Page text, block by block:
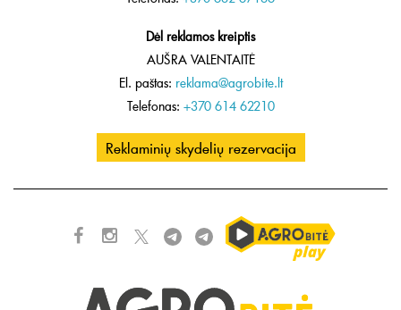
Dėl reklamos kreiptis
AUŠRA VALENTAITĖ
El. paštas: reklama@agrobite.lt
Telefonas: +370 614 62210
Reklaminių skydelių rezervacija